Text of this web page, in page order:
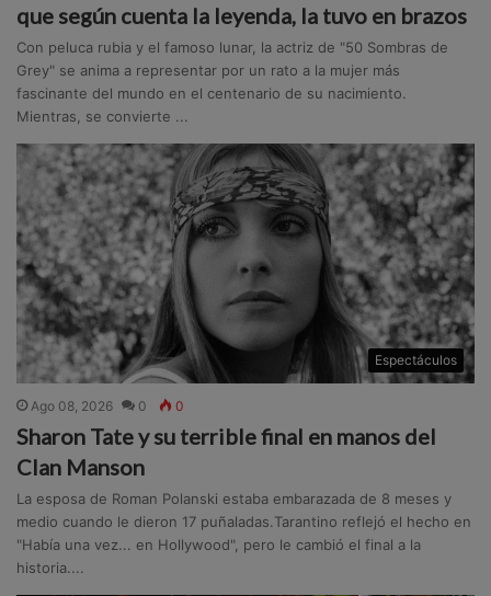
que según cuenta la leyenda, la tuvo en brazos
Con peluca rubia y el famoso lunar, la actriz de "50 Sombras de
Grey" se anima a representar por un rato a la mujer más
fascinante del mundo en el centenario de su nacimiento.
Mientras, se convierte ...
Espectáculos
Ago 08, 2026 0 0
Sharon Tate y su terrible final en manos del
Clan Manson
La esposa de Roman Polanski estaba embarazada de 8 meses y
medio cuando le dieron 17 puñaladas.Tarantino reflejó el hecho en
"Había una vez... en Hollywood", pero le cambió el final a la
historia....